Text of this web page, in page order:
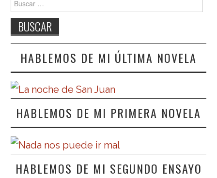
HABLEMOS DE MI ÚLTIMA NOVELA
HABLEMOS DE MI PRIMERA NOVELA
HABLEMOS DE MI SEGUNDO ENSAYO